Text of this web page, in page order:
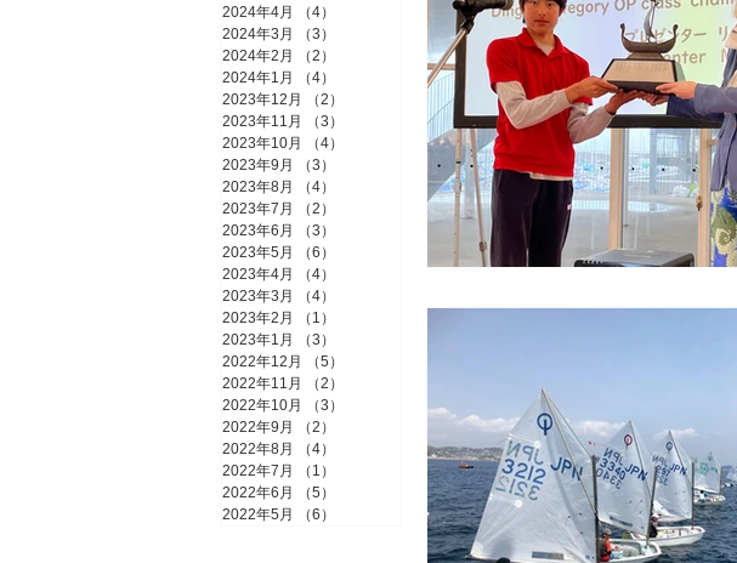
2024年4月
（4）
2024年3月
（3）
2024年2月
（2）
2024年1月
（4）
2023年12月
（2）
2023年11月
（3）
2023年10月
（4）
2023年9月
（3）
2023年8月
（4）
2023年7月
（2）
2023年6月
（3）
2023年5月
（6）
2023年4月
（4）
2023年3月
（4）
2023年2月
（1）
2023年1月
（3）
2022年12月
（5）
2022年11月
（2）
2022年10月
（3）
2022年9月
（2）
2022年8月
（4）
2022年7月
（1）
2022年6月
（5）
2022年5月
（6）